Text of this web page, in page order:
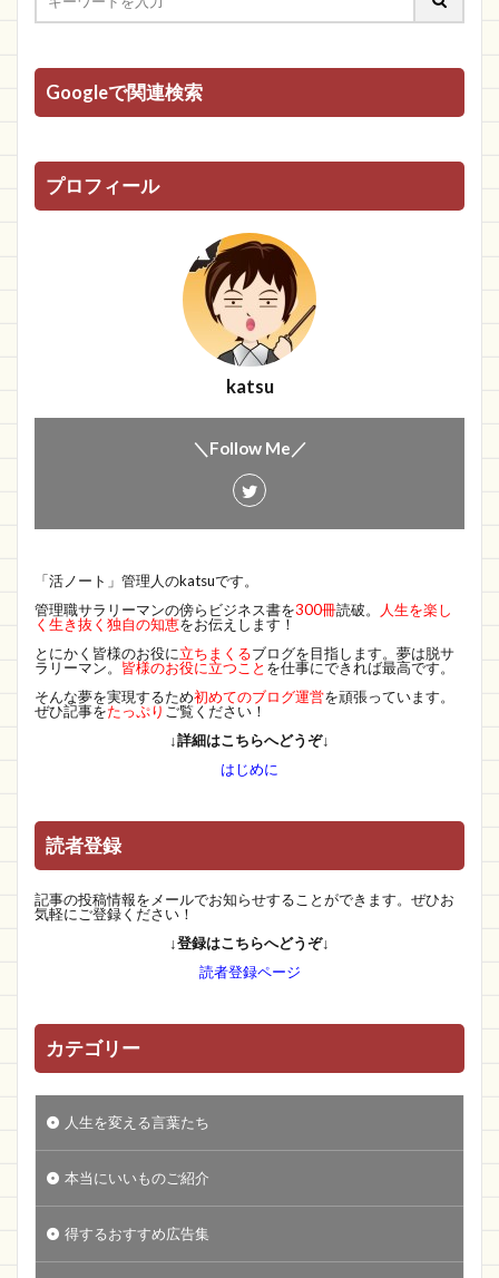
Googleで関連検索
プロフィール
katsu
＼Follow Me／
「活ノート」管理人のkatsuです。
管理職サラリーマンの傍らビジネス書を300冊読破。
人生を楽し
く生き抜く独自の知恵をお伝えします！
とにかく皆様のお役に立ちまくるブログを目指します。夢は脱サ
ラリーマン。 皆様のお役に立つこと を仕事にできれば最高です。
そんな夢を実現するため初めてのブログ運営を頑張っています。
ぜひ記事をたっぷり ご覧ください！
↓詳細はこちらへどうぞ↓
はじめに
読者登録
記事の投稿情報をメールでお知らせすることができます。ぜひお
気軽にご登録ください！
↓登録はこちらへどうぞ↓
読者登録ページ
カテゴリー
人生を変える言葉たち
本当にいいものご紹介
得するおすすめ広告集